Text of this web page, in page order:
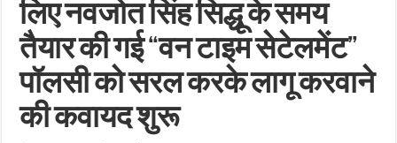
लिए नवजोत सिंह सिद्धू के समय
तैयार की गई “वन टाइम सेटेलमेंट”
पॉलसी को सरल करके लागू करवाने
की कवायद शुरू